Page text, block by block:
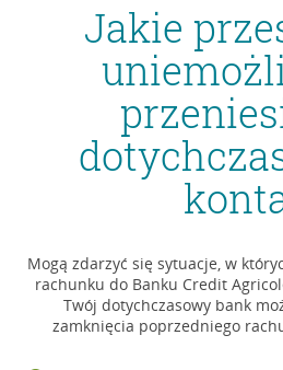
Jakie
Mogą zdarzyć się sytuacje, w
rachunku do Banku Credit
Twój dotychczasowy bank
zamknięcia poprzedniego